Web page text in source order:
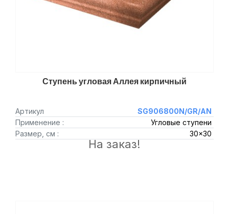
Ступень угловая Аллея кирпичный
Артикул
SG906800N/GR/AN
Применение :
Угловые ступени
Размер, см :
30x30
На заказ!